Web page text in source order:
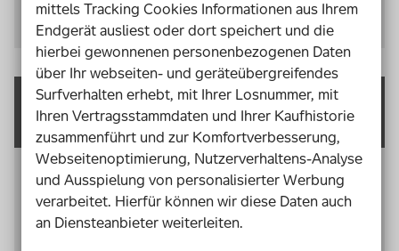
Folge: Vernetzungen sind wenig effektiv.
Unterstützung
Schulische wie außerschulische Pädagog*innen
haben einen großen Bedarf an Orientierung und
Weiterbildung. In der Art ihrer Bedarfe
mittels Tracking Cookies Informationen aus Ihrem
Endgerät ausliest oder dort speichert und die
hierbei gewonnenen personenbezogenen Daten
über Ihr webseiten- und geräteübergreifendes
Surfverhalten erhebt, mit Ihrer Losnummer, mit
Ihren Vertragsstammdaten und Ihrer Kaufhistorie
zusammenführt und zur Komfortverbesserung,
Webseitenoptimierung, Nutzerverhaltens-Analyse
und Ausspielung von personalisierter Werbung
verarbeitet. Hierfür können wir diese Daten auch
an Diensteanbieter weiterleiten.